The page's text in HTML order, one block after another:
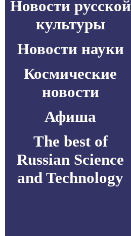
Новости русской
культуры
Новости науки
Космические
новости
Афиша
The best of
Russian Science
and Technology